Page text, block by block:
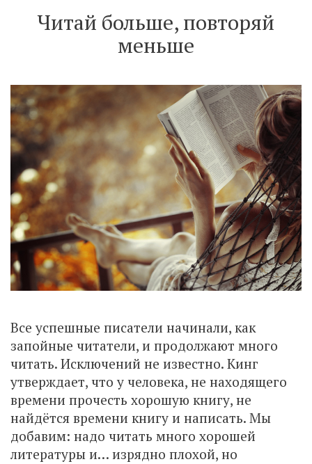
Читай больше, повторяй
меньше
Все успешные писатели начинали, как
запойные читатели, и продолжают много
читать. Исключений не известно. Кинг
утверждает, что у человека, не находящего
времени прочесть хорошую книгу, не
найдётся времени книгу и написать. Мы
добавим: надо читать много хорошей
литературы и… изрядно плохой, но